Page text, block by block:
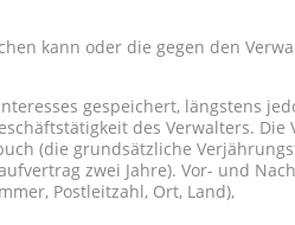
kann oder die gegen den
gespeichert, längstens
des Verwalters. Die
(die grundsätzliche
zwei Jahre). Vor- und
Postleitzahl, Ort, Land),